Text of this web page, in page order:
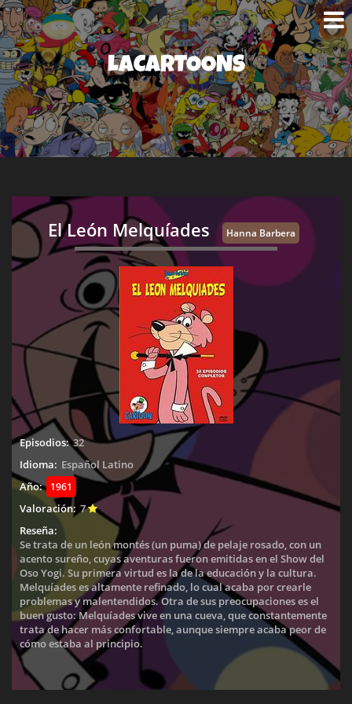
LACARTOONS
El León Melquíades Hanna Barbera
Episodios: 32
Idioma: Español Latino
Año:
1961
Valoración: 7
Reseña:
Se trata de un león montés (un puma) de pelaje rosado, con un
acento sureño, cuyas aventuras fueron emitidas en el Show del
Oso Yogi. Su primera virtud es la de la educación y la cultura.
Melquíades es altamente refinado, lo cual acaba por crearle
problemas y malentendidos. Otra de sus preocupaciones es el
buen gusto: Melquíades vive en una cueva, que constantemente
trata de hacer más confortable, aunque siempre acaba peor de
cómo estaba al principio.